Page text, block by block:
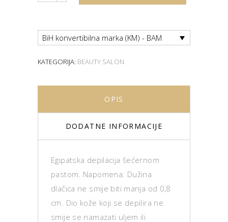
BiH konvertibilna marka (KM) - BAM
KATEGORIJA: BEAUTY SALON
OPIS
DODATNE INFORMACIJE
Egipatska depilacija šećernom
pastom. Napomena: Dužina
dlačica ne smije biti manja od 0,8
cm. Dio kože koji se depilira ne
smije se namazati uljem ili